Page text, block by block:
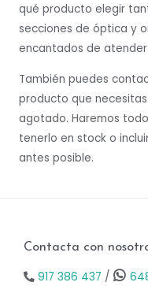
qué producto elegir
secciones de óptica y
encantados de
También puedes
producto que
agotado. Haremos
tenerlo en stock o
antes posible.
Contacta con
917 386 437 /